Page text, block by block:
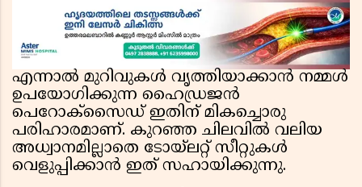
എന്നാൽ മുറിവുകൾ വൃത്തിയാക്കാൻ നമ്മൾ
ഉപയോഗിക്കുന്ന ഹൈഡ്രജൻ
പെറോക്സൈഡ് ഇതിന് മികച്ചൊരു
പരിഹാരമാണ്. കുറഞ്ഞ ചിലവിൽ വലിയ
അധ്വാനമില്ലാതെ ടോയ്‌ലറ്റ് സീറ്റുകൾ
വെളുപ്പിക്കാൻ ഇത് സഹായിക്കുന്നു.